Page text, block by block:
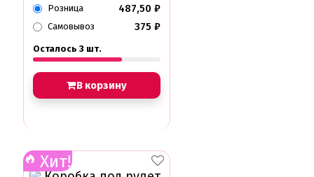
Розница 487,50 ₽
Самовывоз 375 ₽
Осталось 3 шт.
В корзину
Хит!